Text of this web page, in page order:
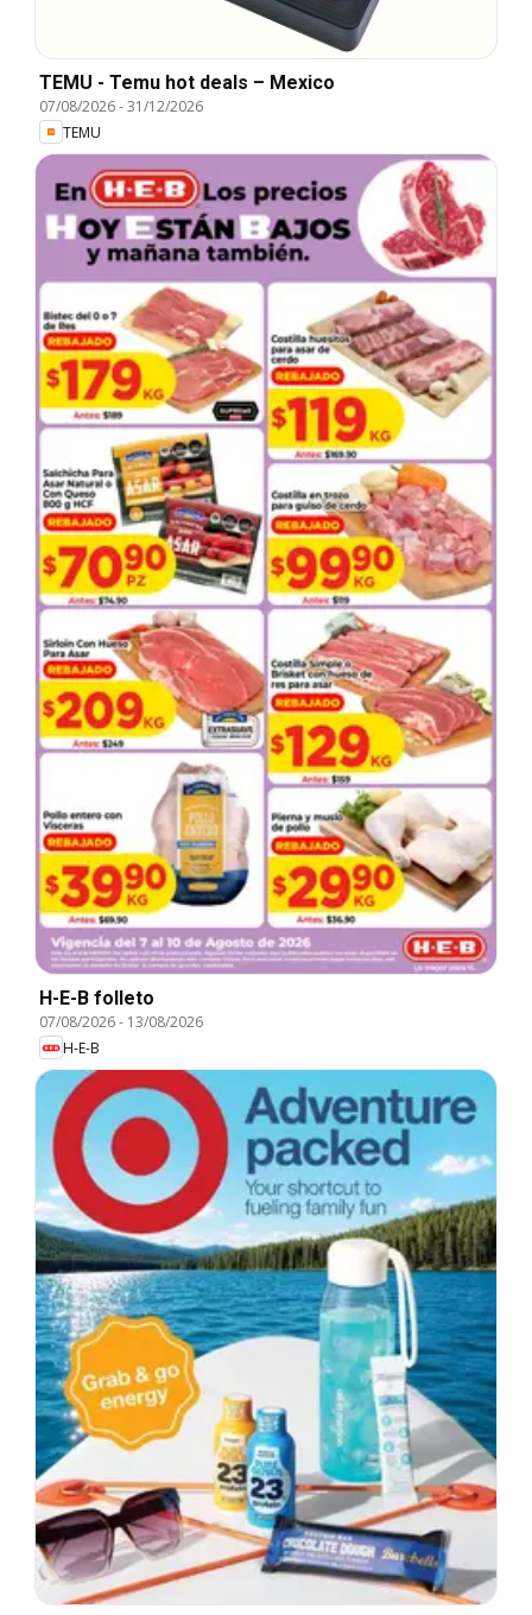
TEMU - Temu hot deals – Mexico
07/08/2026-31/12/2026
TEMU
H-E-B folleto
07/08/2026- 13/08/2026
H-E-B